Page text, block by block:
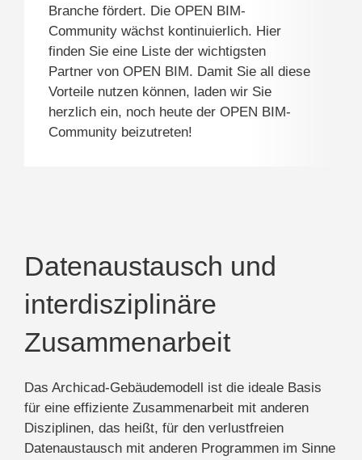
Branche fördert. Die OPEN BIM-
Community wächst kontinuierlich. Hier
finden Sie eine Liste der wichtigsten
Partner von OPEN BIM. Damit Sie all diese
Vorteile nutzen können, laden wir Sie
herzlich ein, noch heute der OPEN BIM-
Community beizutreten!
Datenaustausch und
interdisziplinäre
Zusammenarbeit
Das Archicad-Gebäudemodell ist die ideale Basis
für eine effiziente Zusammenarbeit mit anderen
Disziplinen, das heißt, für den verlustfreien
Datenaustausch mit anderen Programmen im Sinne